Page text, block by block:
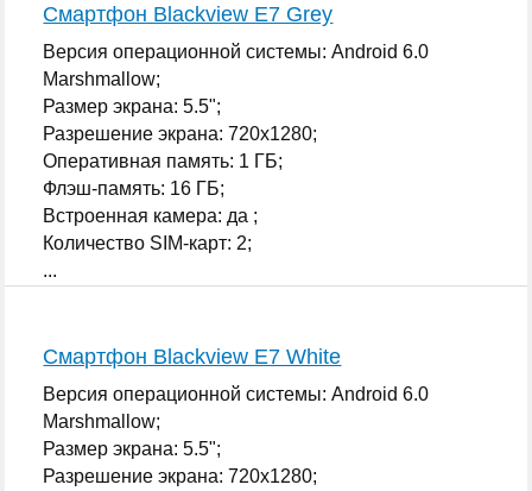
Смартфон Blackview E7 Grey
Версия операционной системы: Android 6.0
Marshmallow;
Размер экрана: 5.5";
Разрешение экрана: 720x1280;
Оперативная память: 1 ГБ;
Флэш-память: 16 ГБ;
Встроенная камера: да ;
Количество SIM-карт: 2;
...
Смартфон Blackview E7 White
Версия операционной системы: Android 6.0
Marshmallow;
Размер экрана: 5.5";
Разрешение экрана: 720x1280;